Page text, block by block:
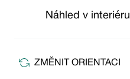
Náhled v interiéru
ZMĚNIT ORIENTACI